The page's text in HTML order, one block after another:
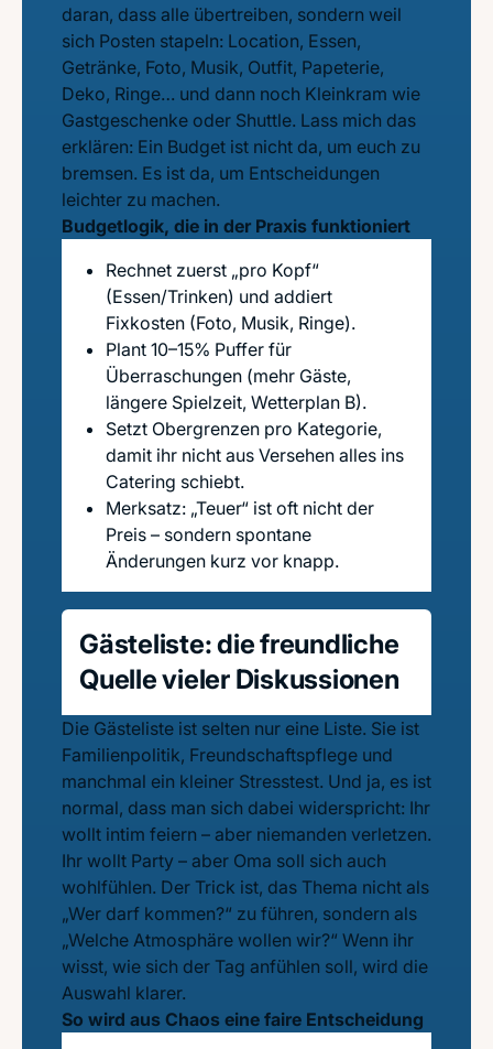
daran, dass alle übertreiben, sondern weil
sich Posten stapeln: Location, Essen,
Getränke, Foto, Musik, Outfit, Papeterie,
Deko, Ringe… und dann noch Kleinkram wie
Gastgeschenke oder Shuttle. Lass mich das
erklären: Ein Budget ist nicht da, um euch zu
bremsen. Es ist da, um Entscheidungen
leichter zu machen.
Budgetlogik, die in der Praxis funktioniert
Rechnet zuerst „pro Kopf“
(Essen/Trinken) und addiert
Fixkosten (Foto, Musik, Ringe).
Plant 10–15% Puffer für
Überraschungen (mehr Gäste,
längere Spielzeit, Wetterplan B).
Setzt Obergrenzen pro Kategorie,
damit ihr nicht aus Versehen alles ins
Catering schiebt.
Merksatz: „Teuer“ ist oft nicht der
Preis – sondern spontane
Änderungen kurz vor knapp.
Gästeliste: die freundliche
Quelle vieler Diskussionen
Die Gästeliste ist selten nur eine Liste. Sie ist
Familienpolitik, Freundschaftspflege und
manchmal ein kleiner Stresstest. Und ja, es ist
normal, dass man sich dabei widerspricht: Ihr
wollt intim feiern – aber niemanden verletzen.
Ihr wollt Party – aber Oma soll sich auch
wohlfühlen. Der Trick ist, das Thema nicht als
„Wer darf kommen?“ zu führen, sondern als
„Welche Atmosphäre wollen wir?“ Wenn ihr
wisst, wie sich der Tag anfühlen soll, wird die
Auswahl klarer.
So wird aus Chaos eine faire Entscheidung